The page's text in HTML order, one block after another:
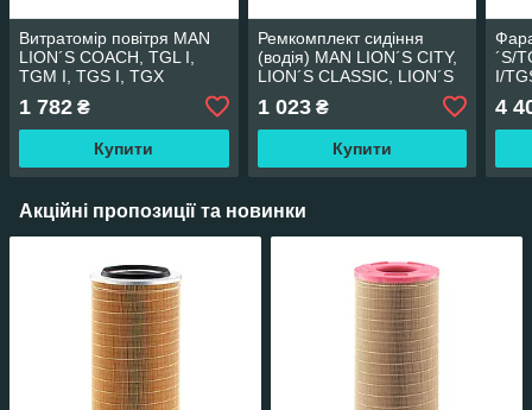
Витратомір повітря MAN
LION´S COACH, TGL I,
TGM I, TGS I, TGX
1 782 ₴
Купити
Ремкомплект сидіння
(водія) MAN LION´S CITY,
LION´S CLASSIC, LION´S
TGA, TGL I, TGM I, TGS I,
TGX AKUSAN
1 023₴
Купити
´S/
I/
4
Акційні пропозиції та новинки